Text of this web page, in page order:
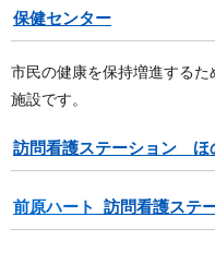
保健センター
市民の健康を保持増進する
施設です。
訪問看護ステーション ほ
前原ハート 訪問看護ステ